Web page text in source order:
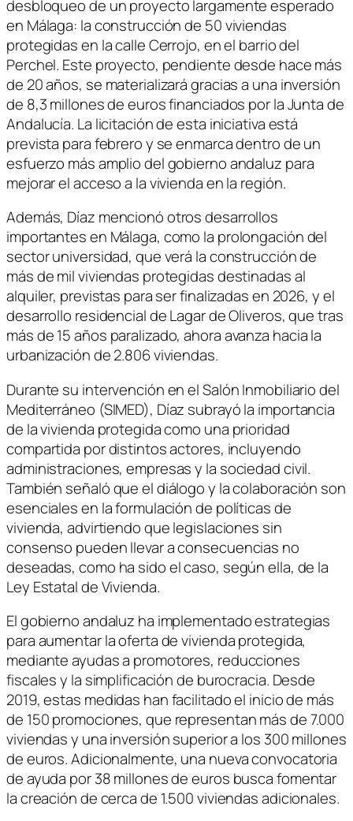
desbloqueo de un proyecto largamente esperado
en Málaga: la construcción de 50 viviendas
protegidas en la calle Cerrojo, en el barrio del
Perchel. Este proyecto, pendiente desde hace más
de 20 años, se materializará gracias a una inversión
de 8,3 millones de euros financiados por la Junta de
Andalucía. La licitación de esta iniciativa está
prevista para febrero y se enmarca dentro de un
esfuerzo más amplio del gobierno andaluz para
mejorar el acceso a la vivienda en la región.
Además, Díaz mencionó otros desarrollos
importantes en Málaga, como la prolongación del
sector universidad, que verá la construcción de
más de mil viviendas protegidas destinadas al
alquiler, previstas para ser finalizadas en 2026, y el
desarrollo residencial de Lagar de Oliveros, que tras
más de 15 años paralizado, ahora avanza hacia la
urbanización de 2.806 viviendas.
Durante su intervención en el Salón Inmobiliario del
Mediterráneo (SIMED), Díaz subrayó la importancia
de la vivienda protegida como una prioridad
compartida por distintos actores, incluyendo
administraciones, empresas y la sociedad civil.
También señaló que el diálogo y la colaboración son
esenciales en la formulación de políticas de
vivienda, advirtiendo que legislaciones sin
consenso pueden llevar a consecuencias no
deseadas, como ha sido el caso, según ella, de la
Ley Estatal de Vivienda.
El gobierno andaluz ha implementado estrategias
para aumentar la oferta de vivienda protegida,
mediante ayudas a promotores, reducciones
fiscales y la simplificación de burocracia. Desde
2019, estas medidas han facilitado el inicio de más
de 150 promociones, que representan más de 7.000
viviendas y una inversión superior a los 300 millones
de euros. Adicionalmente, una nueva convocatoria
de ayuda por 38 millones de euros busca fomentar
la creación de cerca de 1.500 viviendas adicionales.